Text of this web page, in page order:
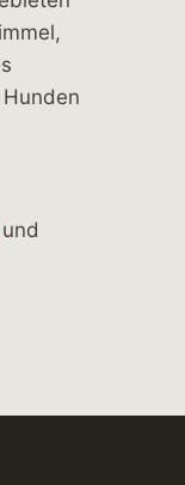
und